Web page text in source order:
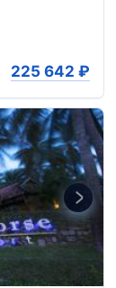
225 642 ₽